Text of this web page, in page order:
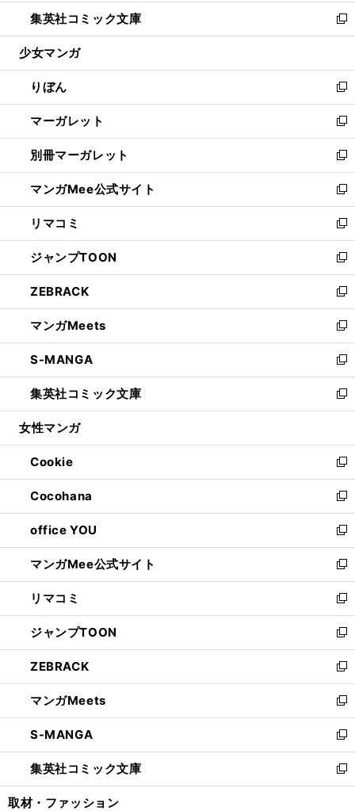
く
で
開
ン
ド
ウ
開
く
ウ
ィ
ン
ウ
で
開
く
し
い
ウ
ン
ド
ウ
で
開
く
集英社コミック文庫
新
し
ウ
ィ
ン
ド
ウ
で
開
く
少女マンガ
りぼん
新
し
い
ウ
ィ
ン
ド
ウ
で
開
く
マーガレット
新
し
い
ウ
ィ
ン
ド
ウ
で
開
く
別冊マーガレット
新
し
い
ウ
ィ
ン
ド
ウ
で
開
く
マンガMee公式サイト
新
し
い
ウ
ィ
ン
ド
ウ
で
開
く
リマコミ
新
し
い
ウ
ィ
ン
ド
ウ
で
開
く
ジャンプTOON
新
し
い
ウ
ィ
ン
ド
ウ
で
開
ZEBRACK
新
し
い
ウ
ィ
ン
ド
ウ
開
く
マンガMeets
新
し
い
ウ
ィ
ン
ウ
で
開
く
S-MANGA
新
し
い
ウ
ン
ド
ウ
で
開
く
集英社コミック文庫
新
し
ウ
ィ
ン
ド
ウ
で
開
く
女性マンガ
Cookie
新
し
い
ウ
ィ
ン
ド
ウ
で
開
く
Cocohana
新
し
い
ウ
ィ
ン
ド
ウ
で
開
く
office YOU
新
し
い
ウ
ィ
ン
ド
ウ
で
開
く
マンガMee公式サイト
新
し
い
ウ
ィ
ン
ド
ウ
で
開
く
リマコミ
新
し
い
ウ
ィ
ン
ド
ウ
で
開
く
ジャンプTOON
新
し
い
ウ
ィ
ン
ド
ウ
で
開
ZEBRACK
新
し
い
ウ
ィ
ン
ド
ウ
マンガMeets
新
し
い
ウ
ィ
ン
S-MANGA
新
し
い
ウ
集英社コミック文庫
新
し
取材・ファッション